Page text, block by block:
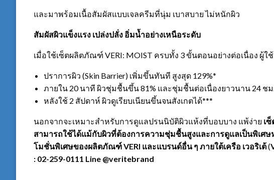
และมาพร้อมเนื้อสัมผัสแบบเจลครีมที่นุ่ม เบาสบาย ไม่หนักผิว
สัมผัสผิวแข็งแรง เปล่งปลั่ง อิ่มน้ำอย่างเหนือระดับ
เมื่อใช้เซ็ตผลิตภัณฑ์ VERI: MOIST ครบทั้ง 3 ขั้นตอนอย่างต่อเนื่อง ผู้
ปราการผิว (Skin Barrier) เพิ่มขึ้นทันที สูงสุด 129%*
ภายใน 20 นาที ผิวชุ่มชื้นขึ้น 81% และชุ่มชื้นต่อเนื่องยาวนาน 24 ชม
หลังใช้ 2 สัปดาห์ ผิวดูเรียบเนียนขึ้นจนสังเกตได้***
นอกจากจะเหมาะสำหรับการดูแลปรนนิบัติผิวแห้งที่บอบบาง แพ้ง่าย เ
สามารถใช้ได้แม้กับผิวที่ต้องการความชุ่มชื้นสูงและการดูแลเป็นพิเศษ
โมชั่นพิเศษของผลิตภัณฑ์VERI และแบรนด์อื่น ๆ ภายใต้เครือ เวอริเต้(
: 02-259-0111 Line @veritebrand